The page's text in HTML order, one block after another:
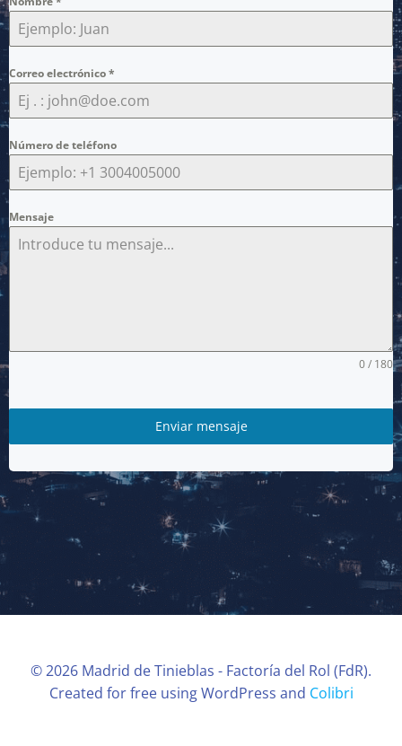
Correo electrónico*
Número de teléfono
Mensaje
0 / 180
Enviar mensaje
© 2026 Madrid de Tinieblas - Factoría del Rol (FdR).
Created for free using WordPress and Colibri